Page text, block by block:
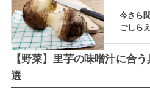
今さら
ごしら
【野菜】里芋の味噌汁に合
選